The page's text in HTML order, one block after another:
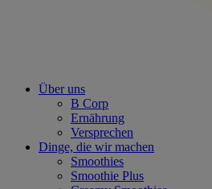
Über uns
B Corp
Ernährung
Versprechen
Dinge, die wir machen
Smoothies
Smoothie Plus